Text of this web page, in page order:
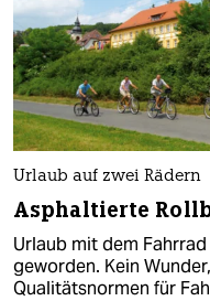
Urlaub auf zwei Rädern
Asphaltierte
Urlaub mit dem
geworden. Kein
Qualitätsnormen für